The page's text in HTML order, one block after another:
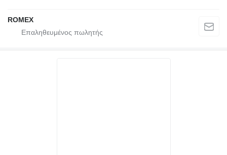
ROMEX